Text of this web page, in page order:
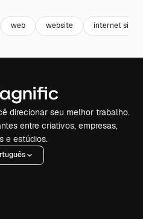
web website internet
direcionar seu melhor trabalho.
entre criativos, empresas,
e estúdios.